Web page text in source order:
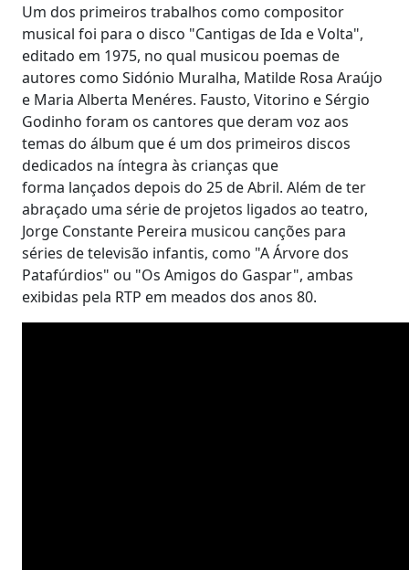
Um dos primeiros trabalhos como compositor
musical foi para o disco "Cantigas de Ida e Volta",
editado em 1975, no qual musicou poemas de
autores como Sidónio Muralha, Matilde Rosa Araújo
e Maria Alberta Menéres. Fausto, Vitorino e Sérgio
Godinho foram os cantores que deram voz aos
temas do álbum que é um dos primeiros discos
dedicados na íntegra às crianças que
forma lançados depois do 25 de Abril. Além de ter
abraçado uma série de projetos ligados ao teatro,
Jorge Constante Pereira musicou canções para
séries de televisão infantis, como "A Árvore dos
Patafúrdios" ou "Os Amigos do Gaspar", ambas
exibidas pela RTP em meados dos anos 80.